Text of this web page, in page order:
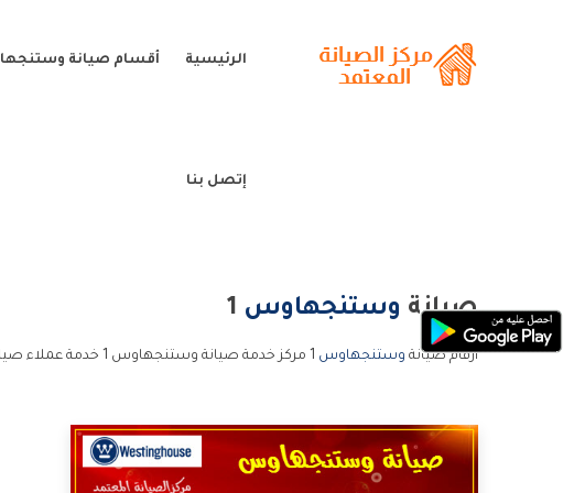
الرئيسية أقسام صيانة
إتصل بنا
صيانة وستنجهاوس
ارقام صيانة وستنجهاوس